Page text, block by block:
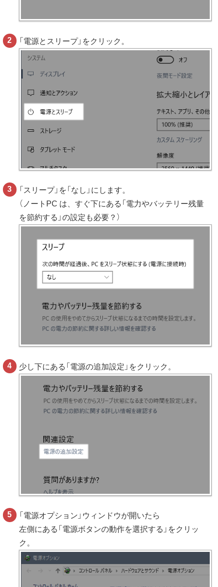
「電源とスリープ」をクリック。
「スリープ」を「なし」にします。
（ノートPC は、すぐ下にある「電力やバッテリー残量
を節約する」の設定も必要？）
少し下にある「電源の追加設定」をクリック。
「電源オプション」ウィンドウが開いたら
左側にある「電源ボタンの動作を選択する」をクリッ
ク。